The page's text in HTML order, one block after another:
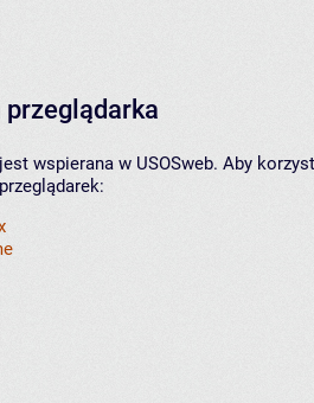
wspierana w USOSweb. Aby